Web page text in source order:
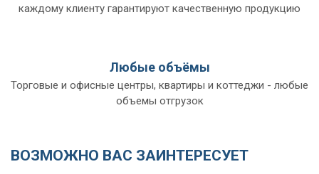
каждому клиенту гарантируют качественную продукцию
Любые объёмы
Торговые и офисные центры, квартиры и коттеджи - любые
объемы отгрузок
ВОЗМОЖНО ВАС ЗАИНТЕРЕСУЕТ